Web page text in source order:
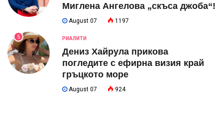
Миглена Ангелова „скъса джоба“!
August 07 1197
5 РИАЛИТИ
Дениз Хайрула прикова
погледите с ефирна визия край
гръцкото море
August 07 924